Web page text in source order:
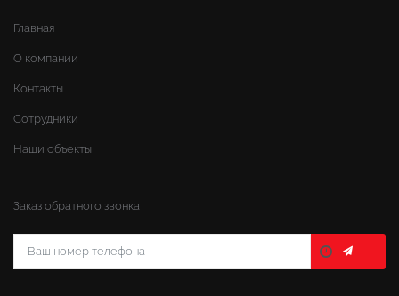
Главная
О компании
Контакты
Сотрудники
Наши объекты
Заказ обратного звонка